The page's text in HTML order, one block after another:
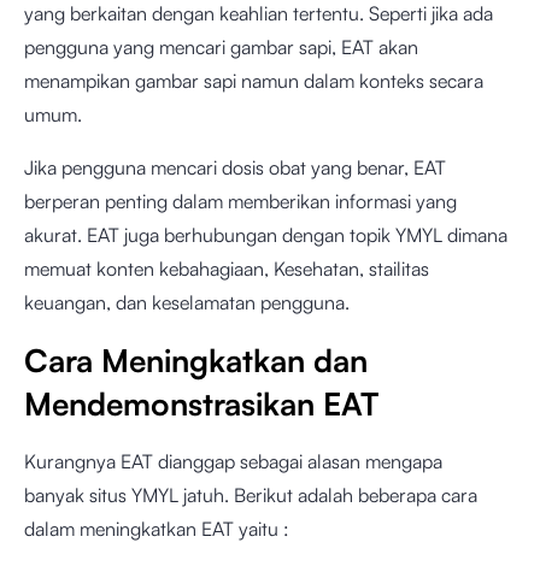
yang berkaitan dengan keahlian tertentu. Seperti jika ada
pengguna yang mencari gambar sapi, EAT akan
menampikan gambar sapi namun dalam konteks secara
umum.
Jika pengguna mencari dosis obat yang benar, EAT
berperan penting dalam memberikan informasi yang
akurat. EAT juga berhubungan dengan topik YMYL dimana
memuat konten kebahagiaan, Kesehatan, stailitas
keuangan, dan keselamatan pengguna.
Cara Meningkatkan dan
Mendemonstrasikan EAT
Kurangnya EAT dianggap sebagai alasan mengapa
banyak situs YMYL jatuh. Berikut adalah beberapa cara
dalam meningkatkan EAT yaitu :